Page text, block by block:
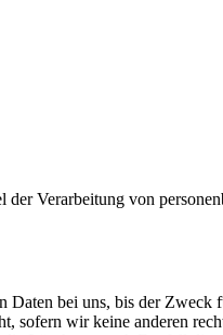
Verarbeitung von
Daten bei uns, bis der
sofern wir keine anderen